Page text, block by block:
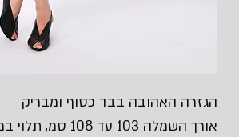
הגזרה האהובה בבד כסוף ומבריק
אורך השמלה 103 עד 108 סמ, תלוי במידה